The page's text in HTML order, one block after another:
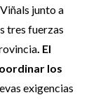
junto a
tres fuerzas
. El
los
exigencias